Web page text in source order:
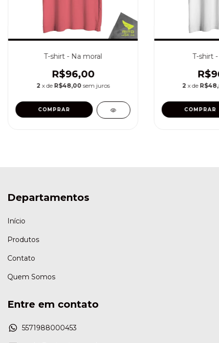
T-shirt - Na moral
R$96,00
2 x de R$48,00 sem juros
COMPRAR
T-shirt
2 x de
COMPRAR
Departamentos
Início
Produtos
Contato
Quem Somos
Entre em contato
5571988000453